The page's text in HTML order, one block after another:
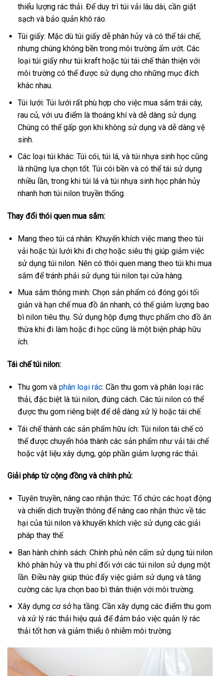
thiểu lượng rác thải. Để duy trì túi vải lâu dài, cần giặt
sạch và bảo quản khô ráo.
Túi giấy: Mặc dù túi giấy dễ phân hủy và có thể tái chế,
nhưng chúng không bền trong môi trường ẩm ướt. Các
loại túi giấy như túi kraft hoặc túi tái chế thân thiện với
môi trường có thể được sử dụng cho những mục đích
khác nhau.
Túi lưới: Túi lưới rất phù hợp cho việc mua sắm trái cây,
rau củ, với ưu điểm là thoáng khí và dễ dàng sử dụng.
Chúng có thể gấp gọn khi không sử dụng và dễ dàng vệ
sinh.
Các loại túi khác: Túi cói, túi lá, và túi nhựa sinh học cũng
là những lựa chọn tốt. Túi cói bền và có thể tái sử dụng
nhiều lần, trong khi túi lá và túi nhựa sinh học phân hủy
nhanh hơn túi nilon truyền thống.
Thay đổi thói quen mua sắm:
Mang theo túi cá nhân: Khuyến khích việc mang theo túi
vải hoặc túi lưới khi đi chợ hoặc siêu thị giúp giảm việc
sử dụng túi nilon. Nên có thói quen mang theo túi khi mua
sắm để tránh phải sử dụng túi nilon tại cửa hàng.
Mua sắm thông minh: Chọn sản phẩm có đóng gói tối
giản và hạn chế mua đồ ăn nhanh, có thể giảm lượng bao
bì nilon tiêu thụ. Sử dụng hộp đựng thực phẩm cho đồ ăn
thừa khi đi làm hoặc đi học cũng là một biện pháp hữu
ích.
Tái chế túi nilon:
Thu gom và phân loại rác: Cần thu gom và phân loại rác
thải, đặc biệt là túi nilon, đúng cách. Các túi nilon có thể
được thu gom riêng biệt để dễ dàng xử lý hoặc tái chế.
Tái chế thành các sản phẩm hữu ích: Túi nilon tái chế có
thể được chuyển hóa thành các sản phẩm như vải tái chế
hoặc vật liệu xây dựng, góp phần giảm lượng rác thải.
Giải pháp từ cộng đồng và chính phủ:
Tuyên truyền, nâng cao nhận thức: Tổ chức các hoạt động
và chiến dịch truyền thông để nâng cao nhận thức về tác
hại của túi nilon và khuyến khích việc sử dụng các giải
pháp thay thế.
Ban hành chính sách: Chính phủ nên cấm sử dụng túi nilon
khó phân hủy và thu phí đối với các túi nilon sử dụng một
lần. Điều này giúp thúc đẩy việc giảm sử dụng và tăng
cường các lựa chọn bao bì thân thiện với môi trường.
Xây dựng cơ sở hạ tầng: Cần xây dựng các điểm thu gom
và xử lý rác thải hiệu quả để đảm bảo việc quản lý rác
thải tốt hơn và giảm thiểu ô nhiễm môi trường.